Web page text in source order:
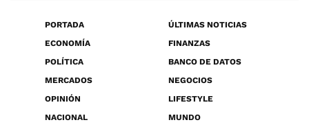
PORTADA
ÚLTIMAS NOTICIAS
ECONOMÍA
FINANZAS
POLÍTICA
BANCO DE DATOS
MERCADOS
NEGOCIOS
OPINIÓN
LIFESTYLE
NACIONAL
MUNDO